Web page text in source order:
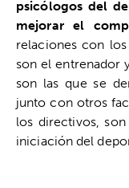
psicólogos del
mejorar el
relaciones con
son el entrenador
son las que se
junto con otros
los directivos,
iniciación del